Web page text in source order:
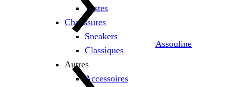
Vestes
Chaussures
Sneakers
Classiques
Autres
Accessoires
Assouline